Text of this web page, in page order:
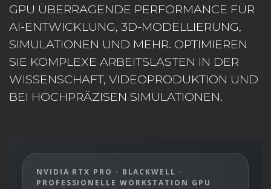
GPU ÜBERRAGENDE PERFORMANCE FÜR
AI-ENTWICKLUNG, 3D-MODELLIERUNG,
SIMULATIONEN UND MEHR. OPTIMIEREN
SIE KOMPLEXE ARBEITSLASTEN IN DER
WISSENSCHAFT, VIDEOPRODUKTION UND
BEI HOCHPRÄZISEN SIMULATIONEN.
NVIDIA RTX PRO · BLACKWELL ·
PROFESSIONELLE WORKSTATION GPU